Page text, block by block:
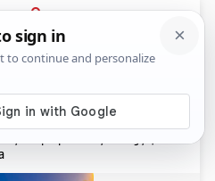
PRIJAVA
Komentari
Trgu bana
gol BiH
su preplavile cijelu regiju, a